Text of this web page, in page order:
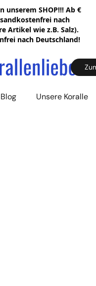
unserem SHOP!!! Ab €
nach
Artikel wie z.B. Salz).
nach Deutschland!
Blog Unsere Korallen